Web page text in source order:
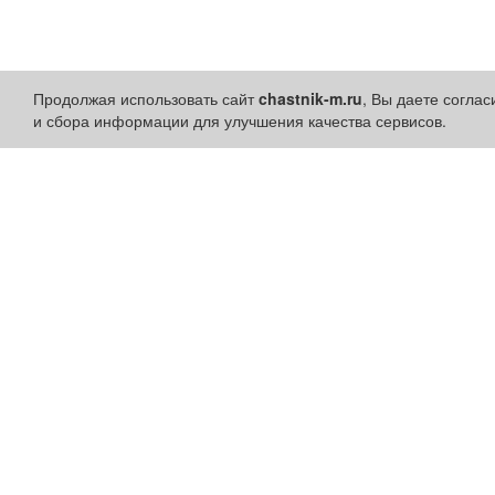
Продолжая использовать сайтchastnik-m.ru, Вы даете
и сбора информации для улучшения качества сервисов.